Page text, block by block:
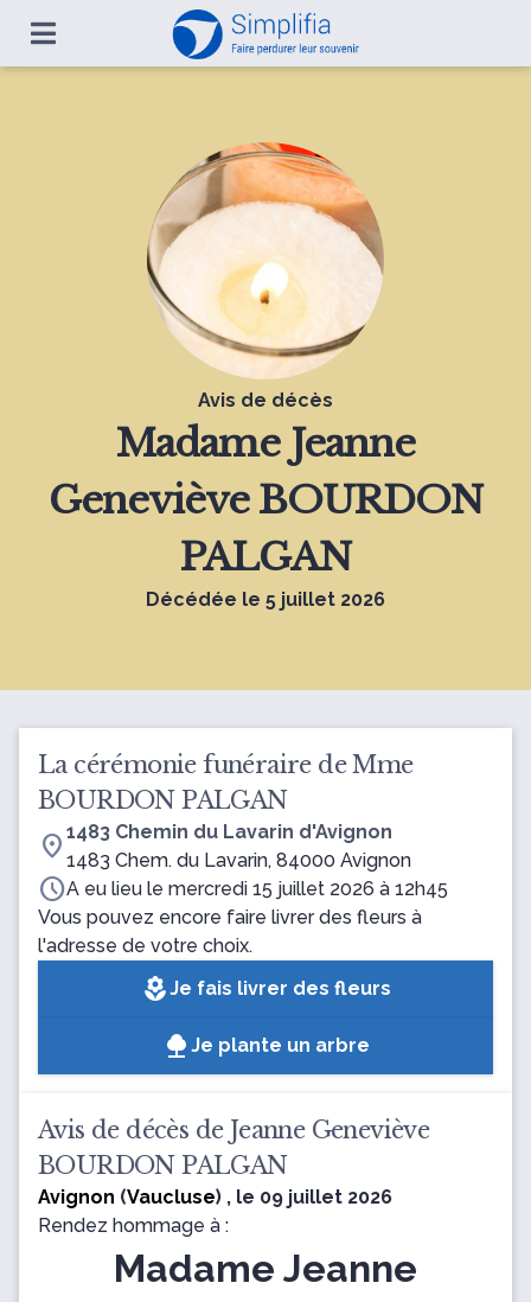
Avis de décès
Madame Jeanne
Geneviève BOURDON
PALGAN
Décédée le 5 juillet 2026
La cérémonie funéraire de Mme
BOURDON PALGAN
location_on 1483 Chemin du Lavarin d'Avignon
1483 Chem. du Lavarin, 84000 Avignon
scheduleA eu lieu le mercredi 15 juillet 2026 à 12h45
Vous pouvez encore faire livrer des fleurs à
l'adresse de votre choix.
local_floristJe fais livrer des fleurs
Je plante un arbre
Avis de décès de Jeanne Geneviève
BOURDON PALGAN
Avignon (Vaucluse) , le 09 juillet 2026
Rendez hommage à :
Madame Jeanne